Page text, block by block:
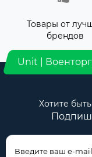
Товары от
брендов
Unit |
Хотите